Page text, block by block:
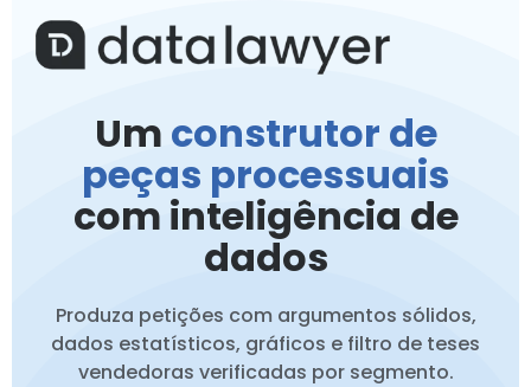
Um construtor de
peças processuais
com inteligência de
dados
Produza petições com argumentos sólidos,
dados estatísticos, gráficos e filtro de teses
vendedoras verificadas por segmento.